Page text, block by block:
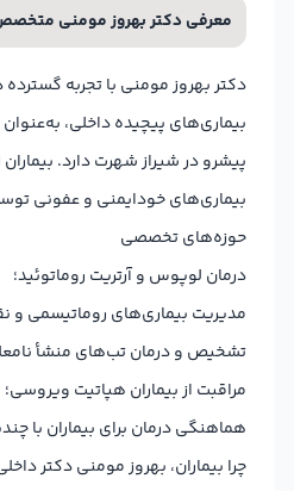
معرفی دکتر بهروز مومنی
دکتر بهروز مومنی با تجربه
بیماری‌های پیچیده داخلی،
پیشرو در شیراز شهرت دارد.
بیماری‌های خودایمنی و عفونی
حوزه‌های تخصصی
درمان لوپوس و آرتریت روماتوئید؛
مدیریت بیماری‌های روماتیسمی و
تشخیص و درمان تب‌های منشأ
مراقبت از بیماران هپاتیت ویروسی؛
هماهنگی درمان برای بیماران با
چرا بیماران، بهروز مومنی دکتر